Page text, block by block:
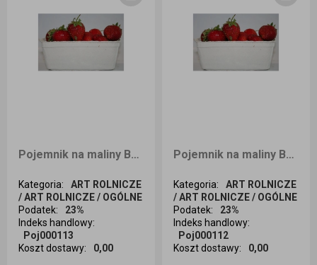
Pojemnik na maliny Berigard 500g 100sztB
Kategoria:
ART ROLNICZE
/ ART ROLNICZE / OGÓLNE
Podatek:
23%
Indeks handlowy:
Poj000113
Koszt dostawy: 0,00
Ilość sztuk
Pojemnik na maliny Berigard 500g 10sztBN
Kategoria:
ART ROLNICZE
/ ART ROLNICZE / OGÓLNE
Podatek:
23%
Indeks handlowy:
Poj000112
Koszt dostawy: 0,00
Ilość sztuk